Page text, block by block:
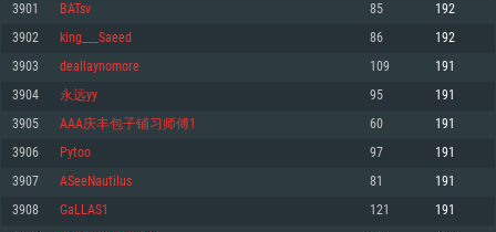
CONFIGURATION SYSTÈME REQUISE
Minimum
OS: Windows 10 (64 bit)
Minimum
OS: Mac OS Big Sur 11.0 ou plus récent
Minimum
OS: Les configurations Linux 64 bits les plus modernes
3901 BATsv 85 192
3902 king___Saeed 86 192
3903 deallaynomore 109 191
3904 永远yy 95 191
3905 AAA庆丰包子铺习师傅1 60 191
3906 Pytoo 97 191
3907 ASeeNautilus 81 191
3908 GaLLAS1 121 191